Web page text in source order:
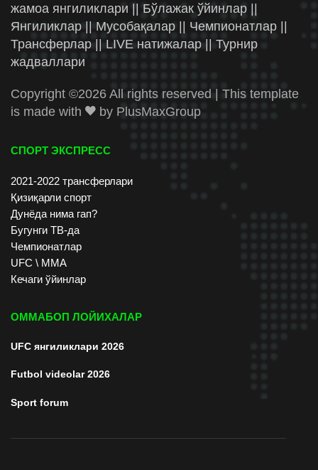
жамоа янгиликлари || Бўлажак ўйинлар ||
Янгиликлар || Мусобақалар || Чемпионатлар ||
Трансферлар || LIVE натижалар || Турнир
жадваллари
Copyright ©2026 All rights reserved | This template
is made with
by PlusMaxGroup
СПОРТ ЭКСПРЕСС
2021-2022 трансферлари
Қизиқарли спорт
Дунёда нима гап?
Бугунги ТВ-да
Чемпионатлар
UFC \ ММА
Кечаги ўйинлар
ОММАБОП ЛОЙИХАЛАР
UFC янгиликлари 2026
Futbol videolar 2026
Sport forum